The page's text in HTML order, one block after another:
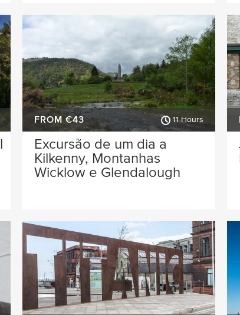
FROM €43 11 Hours
Excursão de um dia a
Kilkenny, Montanhas
Wicklow e Glendalough